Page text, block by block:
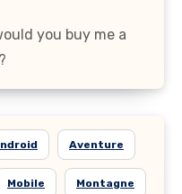
you buy me a
Aventure
Mobile Montagne